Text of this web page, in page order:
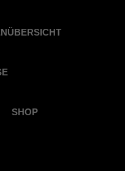
SHOP